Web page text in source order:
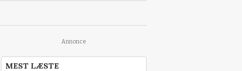
Annonce
MEST LÆSTE